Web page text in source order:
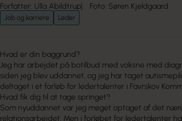
Forfatter: Ulla Abildtrup Foto: Søren Kjeldgaard
Job og karriere Leder
Hvad er din baggrund?
Jeg har arbejdet på botilbud med voksne med
siden jeg blev uddannet, og jeg har taget
deltaget i et forløb for ledertalenter i Favrskov
Hvad fik dig til at tage springet?
Som nyuddannet var jeg meget optaget af det
relationsarbejdet. Men i forløbet for ledertalenter